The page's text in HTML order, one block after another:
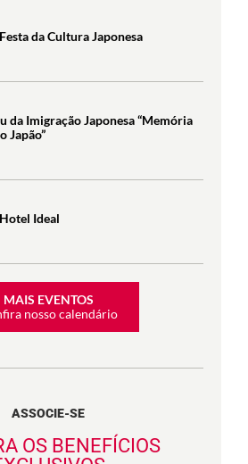
da Cultura Japonesa
da Imigração Japonesa “Memória
Japão”
Ideal
MAIS EVENTOS
nosso calendário
ASSOCIE-SE
OS BENEFÍCIOS